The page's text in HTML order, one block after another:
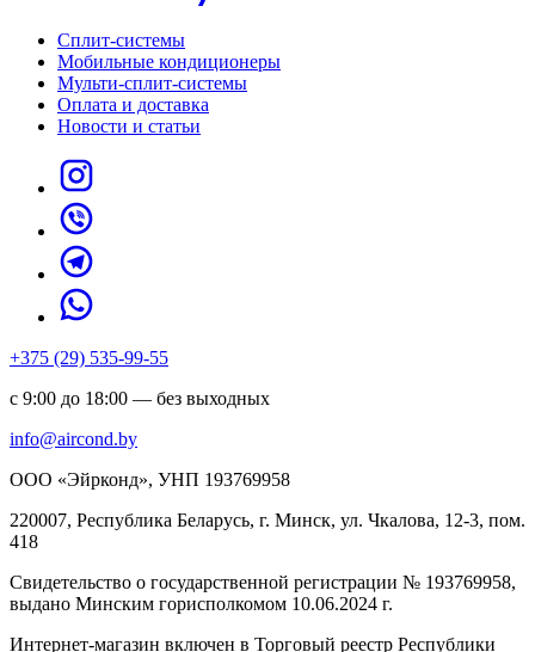
Сплит-системы
Мобильные кондиционеры
Мульти-сплит-системы
Оплата и доставка
Новости и статьи
+375 (29) 535-99-55
с 9:00 до 18:00 — без выходных
info@aircond.by
ООО «Эйрконд», УНП 193769958
220007, Республика Беларусь, г. Минск, ул. Чкалова, 12-3, пом.
418
Cвидетельство о государственной регистрации № 193769958,
выдано Минским горисполкомом 10.06.2024 г.
Интернет-магазин включен в Торговый реестр Республики